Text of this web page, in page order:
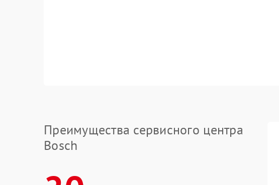
Преимущества сервисного центра
Bosch